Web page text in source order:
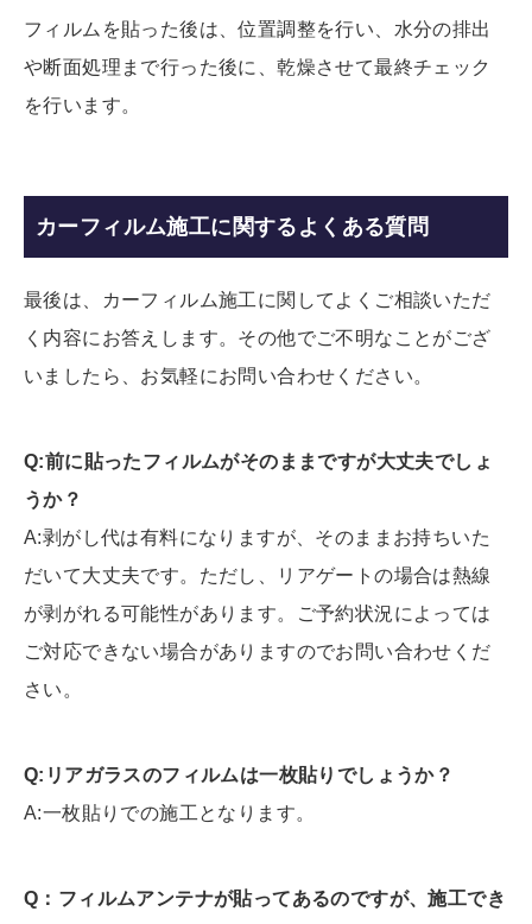
フィルムを貼った後は、位置調整を行い、水分の排出
や断面処理まで行った後に、乾燥させて最終チェック
を行います。
カーフィルム施工に関するよくある質問
最後は、カーフィルム施工に関してよくご相談いただ
く内容にお答えします。その他でご不明なことがござ
いましたら、お気軽にお問い合わせください。
Q:前に貼ったフィルムがそのままですが大丈夫でしょ
うか？
A:剥がし代は有料になりますが、そのままお持ちいた
だいて大丈夫です。ただし、リアゲートの場合は熱線
が剥がれる可能性があります。ご予約状況によっては
ご対応できない場合がありますのでお問い合わせくだ
さい。
Q:リアガラスのフィルムは一枚貼りでしょうか？
A:一枚貼りでの施工となります。
Q：フィルムアンテナが貼ってあるのですが、施工でき